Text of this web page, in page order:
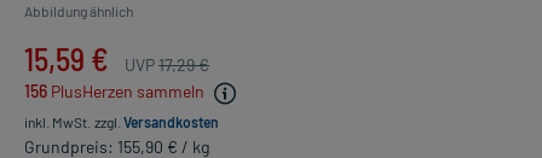
Abbildung ähnlich
15,59 € UVP17,29 €
156 PlusHerzen sammeln
inkl. MwSt. zzgl. Versandkosten
Grundpreis: 155,90 € / kg